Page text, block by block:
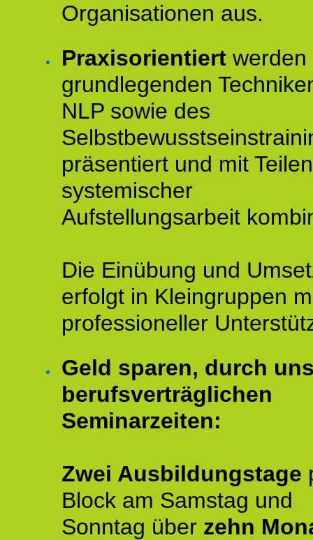
Organisationen aus.
Praxisorientiert werden
grundlegenden
NLP sowie des
präsentiert und mit Teilen
systemischer
Aufstellungsarbeit
Die Einübung und
erfolgt in Kleingruppen
professioneller
Geld sparen, durch
berufsverträglichen
Seminarzeiten:
Zwei Ausbildungstage
Block am Samstag und
Sonntag über zehn